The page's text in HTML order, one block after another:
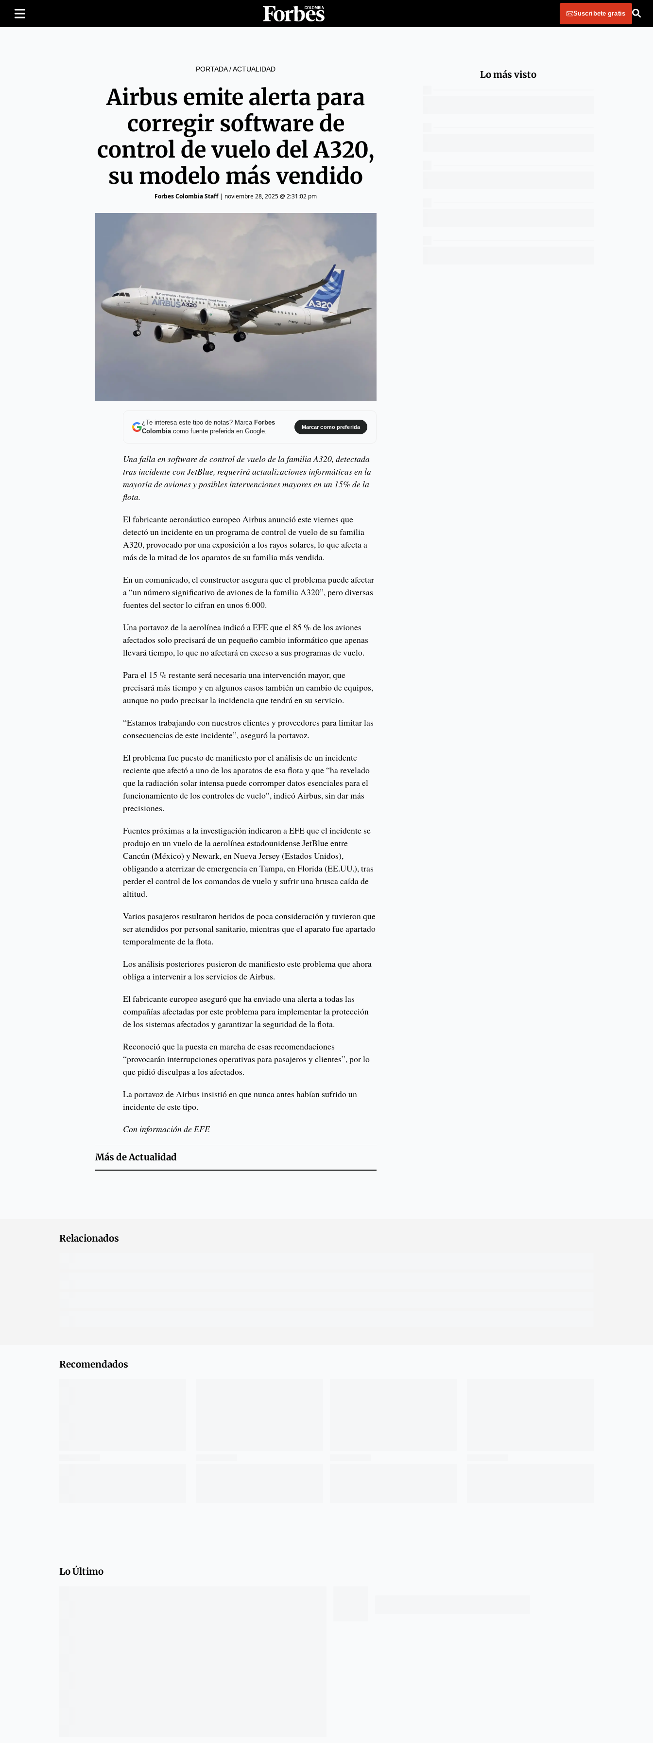
Suscribete gratis
PORTADA/ACTUALIDAD
Airbus emite alerta para
corregir software de
control de vuelo del A320,
su modelo más vendido
Forbes Colombia Staff| noviembre 28, 2025 @ 2:31:02 pm
¿Te interesa este tipo de notas? Marca Forbes
Colombiacomo fuente preferida en Google.
Marcar como preferida
Una falla en software de control de vuelo de la familia A320, detectada
tras incidente con JetBlue, requerirá actualizaciones informáticas en la
mayoría de aviones y posibles intervenciones mayores en un 15% de la
flota.
El fabricante aeronáutico europeo Airbus anunció este viernes que
detectó un incidente en un programa de control de vuelo de su familia
A320, provocado por una exposición a los rayos solares, lo que afecta a
más de la mitad de los aparatos de su familia más vendida.
En un comunicado, el constructor asegura que el problema puede afectar
a “un número significativo de aviones de la familia A320”, pero diversas
fuentes del sector lo cifran en unos 6.000.
Una portavoz de la aerolínea indicó a EFE que el 85 % de los aviones
afectados solo precisará de un pequeño cambio informático que apenas
llevará tiempo, lo que no afectará en exceso a sus programas de vuelo.
Para el 15 % restante será necesaria una intervención mayor, que
precisará más tiempo y en algunos casos también un cambio de equipos,
aunque no pudo precisar la incidencia que tendrá en su servicio.
“Estamos trabajando con nuestros clientes y proveedores para limitar las
consecuencias de este incidente”, aseguró la portavoz.
El problema fue puesto de manifiesto por el análisis de un incidente
reciente que afectó a uno de los aparatos de esa flota y que “ha revelado
que la radiación solar intensa puede corromper datos esenciales para el
funcionamiento de los controles de vuelo”, indicó Airbus, sin dar más
precisiones.
Fuentes próximas a la investigación indicaron a EFE que el incidente se
produjo en un vuelo de la aerolínea estadounidense JetBlue entre
Cancún (México) y Newark, en Nueva Jersey (Estados Unidos),
obligando a aterrizar de emergencia en Tampa, en Florida (EE.UU.), tras
perder el control de los comandos de vuelo y sufrir una brusca caída de
altitud.
Varios pasajeros resultaron heridos de poca consideración y tuvieron que
ser atendidos por personal sanitario, mientras que el aparato fue apartado
temporalmente de la flota.
Los análisis posteriores pusieron de manifiesto este problema que ahora
obliga a intervenir a los servicios de Airbus.
El fabricante europeo aseguró que ha enviado una alerta a todas las
compañías afectadas por este problema para implementar la protección
de los sistemas afectados y garantizar la seguridad de la flota.
Reconoció que la puesta en marcha de esas recomendaciones
“provocarán interrupciones operativas para pasajeros y clientes”, por lo
que pidió disculpas a los afectados.
La portavoz de Airbus insistió en que nunca antes habían sufrido un
incidente de este tipo.
Con información de EFE
Más deActualidad
Lo más visto
Relacionados
Recomendados
Lo Último